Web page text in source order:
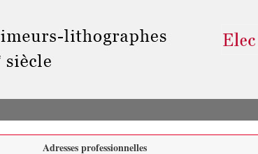
Adresses professionnelles